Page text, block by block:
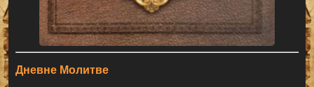
Дневне Молитве